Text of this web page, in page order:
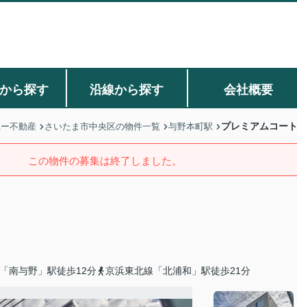
ら探す 沿線から探す 会社概要
不動産 さいたま市中央区の物件一覧 与野本町駅 プレミアムコート
この物件の募集は終了しました。
南与野」駅徒歩12分 京浜東北線「北浦和」駅徒歩21分